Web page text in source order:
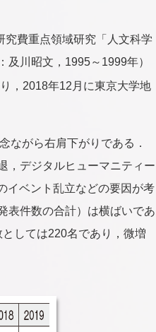
費重点領域研究「人文科学
川昭文，1995～1999年）
，2018年12月に東京大学地
ながら右肩下がりである．
，デジタルヒューマニティー
イベント乱立などの要因が考
表件数の合計）は横ばいであ
しては220名であり，微増